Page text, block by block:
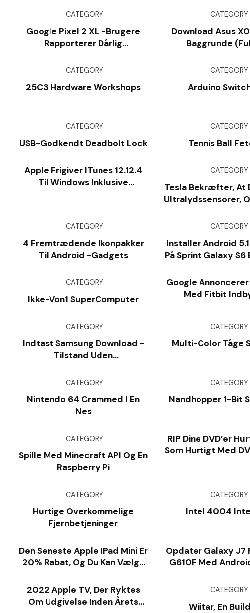
CATEGORY
Google Pixel 2 XL -brugere
Rapporterer Dårlig
Portrættilstand Bug
CATEGORY
Download Asus
Baggrunde
CATEGORY
25C3 Hardware Workshops
CATEGORY
Arduino
CATEGORY
USB-Godkendt Deadbolt Lock
CATEGORY
Tennis Ball
Apple Frigiver ITunes 12.12.4
Til Windows Inklusive
CATEGORY
Tesla Bekræfter, At
Ultralydssensorer,
Kameraer
CATEGORY
4 Fremtrædende Ikonpakker
Til Android -gadgets
CATEGORY
Installer Android
På Sprint Galaxy S6
CATEGORY
Ikke-Von1 SuperComputer
Google
Med Fitbit
CATEGORY
Indtast Samsung Download -
Tilstand Uden
CATEGORY
Multi-Color Tåge
CATEGORY
Nintendo 64 Crammed I En
Nes
CATEGORY
Nandhopper 1-Bit
CATEGORY
Spille Med Minecraft API Og En
Raspberry Pi
RIP Dine DVD’er
Som Hurtigt Med
CATEGORY
Hurtige Overkommelige
Fjernbetjeninger
CATEGORY
Intel 4004
Den Seneste Apple IPad Mini Er
20% Rabat, Og Du Kan Vælge
Opdater Galaxy J7
G610F Med
2022 Apple TV, Der Ryktes
Om Udgivelse Inden Årets
CATEGORY
Wiitar, En